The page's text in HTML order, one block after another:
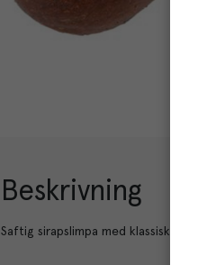
Beskrivning
Saftig sirapslimpa med klassiska